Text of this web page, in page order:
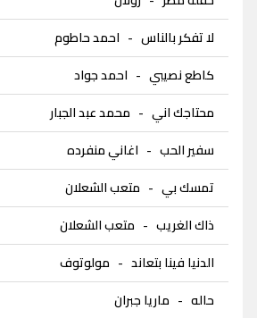
لا تفكر بالناس - احمد حاطوم
كاطع نصيبي - احمد جواد
محتاجك اني - محمد عبد الجبار
سفير الحب - اغاني منفرده
تمسك بي - متعب الشعلان
ذاك الغريب - متعب الشعلان
الدنيا فينا بتعاند - مولوتوف
حاله - ماريا جبران